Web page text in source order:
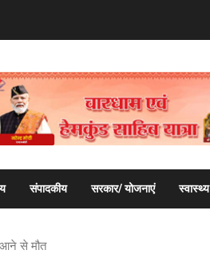
संपादकीय सरकार/ योजनाएं स्वास्थ्य
आने से मौत